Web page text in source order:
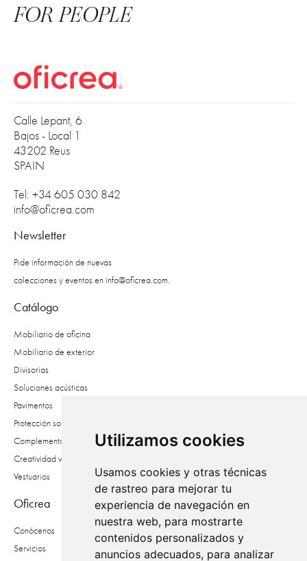
Utilizamos cookies
Usamos cookies y otras técnicas
de rastreo para mejorar tu
experiencia de navegación en
nuestra web, para mostrarte
contenidos personalizados y
anuncios adecuados, para analizar
FOR PEOPLE
Calle Lepant, 6
Bajos - Local 1
43202 Reus
SPAIN
Tel: +34 605 030 842
info@oficrea.com
Newsletter
Pide información de nuevas
colecciones y eventos eninfo@oficrea.com.
Catálogo
Mobiliario de oficina
Mobiliario de exterior
Divisorias
Soluciones acústicas
Pavimentos
Protección solar
Complementos
Creatividad vegetal
Vestuarios
Oficrea
Conócenos
Servicios